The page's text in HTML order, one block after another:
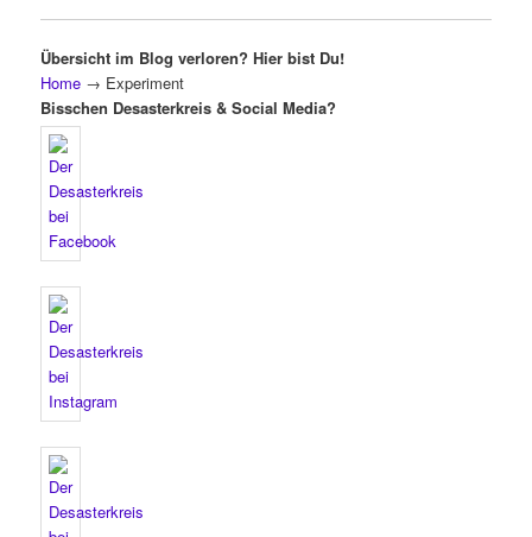
Übersicht im Blog verloren? Hier bist Du!
Home → Experiment
Bisschen Desasterkreis & Social Media?